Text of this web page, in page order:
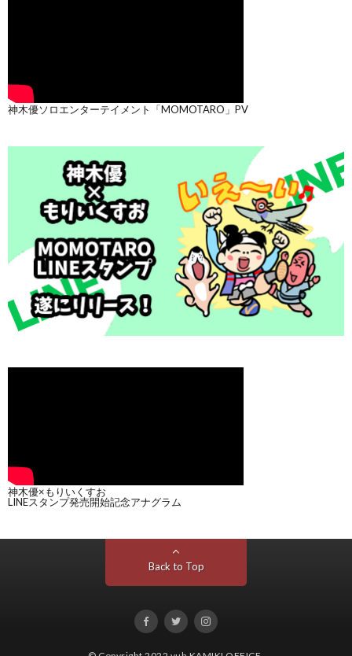
神木優ソロエンターテイメント「MOMOTARO」PV
神木優×もりいくすお
LINEスタンプ発売開始記念アナグラム
Back to Top